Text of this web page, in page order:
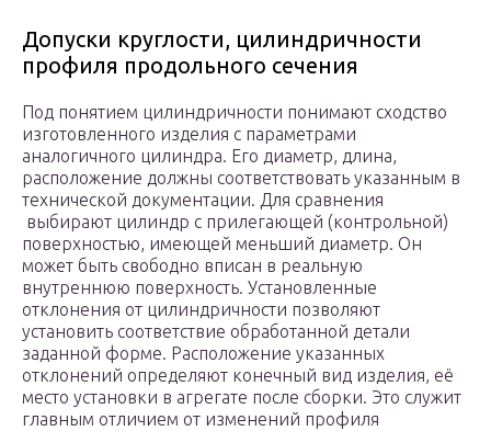
Допуски круглости, цилиндричности
профиля продольного сечения
Под понятием цилиндричности понимают сходство
изготовленного изделия с параметрами
аналогичного цилиндра. Его диаметр, длина,
расположение должны соответствовать указанным в
технической документации. Для сравнения
выбирают цилиндр с прилегающей (контрольной)
поверхностью, имеющей меньший диаметр. Он
может быть свободно вписан в реальную
внутреннюю поверхность. Установленные
отклонения от цилиндричности позволяют
установить соответствие обработанной детали
заданной форме. Расположение указанных
отклонений определяют конечный вид изделия, её
место установки в агрегате после сборки. Это служит
главным отличием от изменений профиля